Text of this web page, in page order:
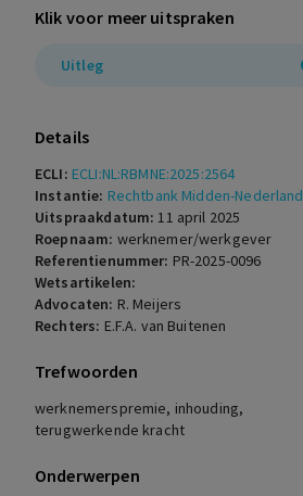
Klik voor meer uitspraken
Uitleg
Details
ECLI: ECLI:NL:RBMNE:2025:2564
Instantie: Rechtbank Midden-Nederland
Uitspraakdatum:11 april 2025
Roepnaam: werknemer/werkgever
Referentienummer: PR-2025-0096
Wetsartikelen:
Advocaten: R. Meijers
Rechters: E.F.A. van Buitenen
Trefwoorden
werknemerspremie, inhouding,
terugwerkende kracht
Onderwerpen